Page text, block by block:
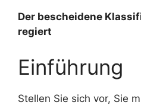
Der bescheidene
regiert
Einführung
Stellen Sie sich vor, Sie